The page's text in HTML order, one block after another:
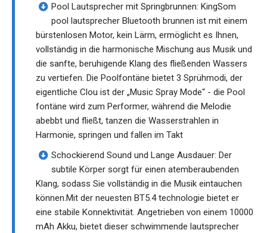
Pool Lautsprecher mit Springbrunnen: KingSom
pool lautsprecher Bluetooth brunnen ist mit einem
bürstenlosen Motor, kein Lärm, ermöglicht es Ihnen,
vollständig in die harmonische Mischung aus Musik und
die sanfte, beruhigende Klang des fließenden Wassers
zu vertiefen. Die Poolfontäne bietet 3 Sprühmodi, der
eigentliche Clou ist der „Music Spray Mode“ - die Pool
fontäne wird zum Performer, während die Melodie
abebbt und fließt, tanzen die Wasserstrahlen in
Harmonie, springen und fallen im Takt
Schockierend Sound und Lange Ausdauer: Der
subtile Körper sorgt für einen atemberaubenden
Klang, sodass Sie vollständig in die Musik eintauchen
können.Mit der neuesten BT5.4 technologie bietet er
eine stabile Konnektivität. Angetrieben von einem 10000
mAh Akku, bietet dieser schwimmende lautsprecher